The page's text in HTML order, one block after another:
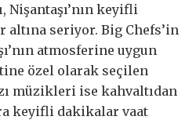
Nişantaşı’nın keyifli
altına seriyor. Big Chefs’in
atmosferine uygun
özel olarak seçilen
müzikleri ise kahvaltıdan
keyifli dakikalar vaat